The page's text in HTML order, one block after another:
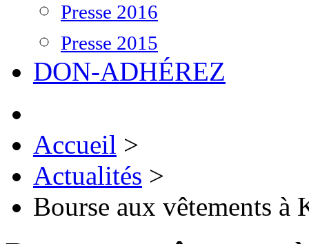
Presse 2016
Presse 2015
DON-ADHÉREZ
Accueil >
Actualités >
Bourse aux vêtements à